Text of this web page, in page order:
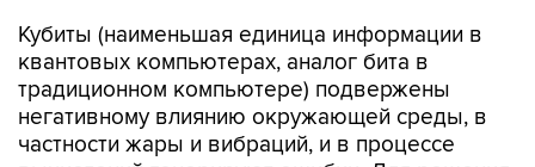
Кубиты (наименьшая единица информации в
квантовых компьютерах, аналог бита в
традиционном компьютере) подвержены
негативному влиянию окружающей среды, в
частности жары и вибраций, и в процессе